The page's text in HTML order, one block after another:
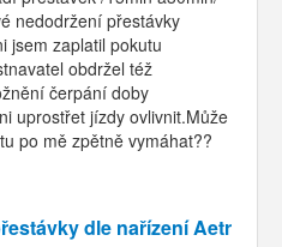
nedodržení přestávky
jsem zaplatil pokutu
obdržel též
čerpání doby
uprostřet jízdy ovlivnit.Může
po mě zpětně vymáhat??
dle nařízení Aetr